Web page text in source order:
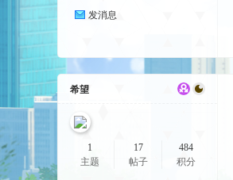
发消息
希望
1
主题
17
帖子
484
积分